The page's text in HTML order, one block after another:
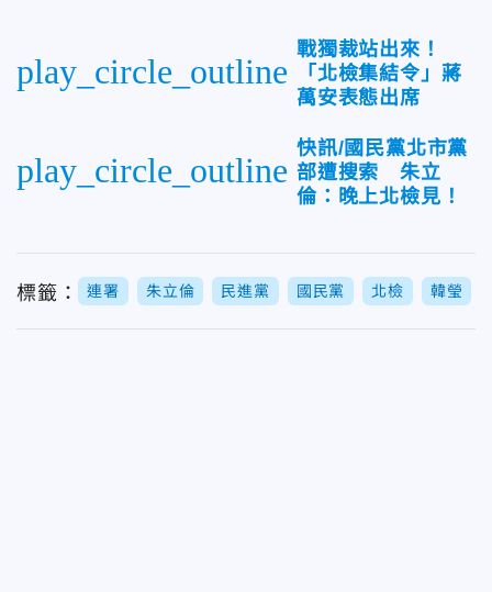
play_circle_outline
戰獨裁站出來！
「北檢集結令」蔣
萬安表態出席
play_circle_outline
快訊/國民黨北市黨
部遭搜索 朱立
倫：晚上北檢見！
標籤： 連署 朱立倫 民進黨 國民黨 北檢 韓瑩